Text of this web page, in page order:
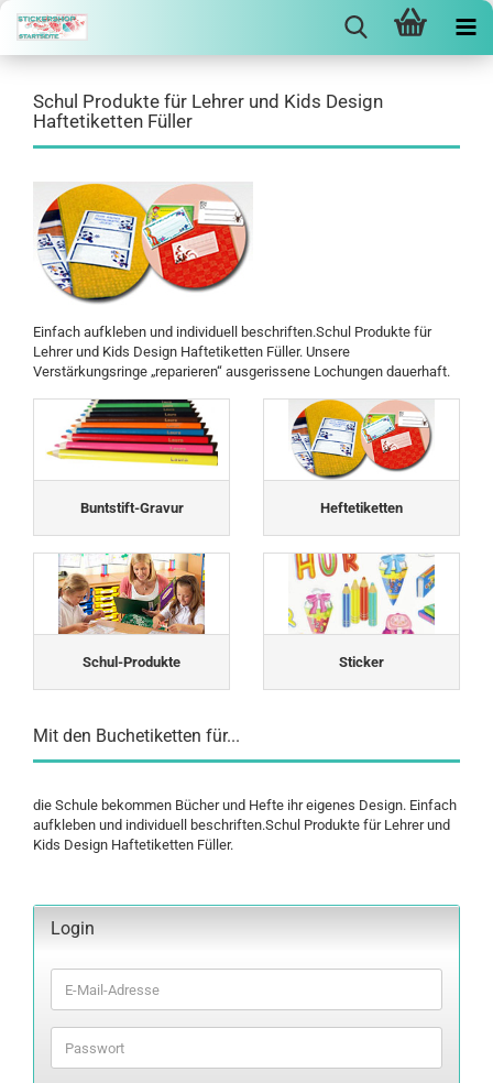
Schul Produkte für Lehrer und Kids Design
Haftetiketten Füller
Einfach aufkleben und individuell beschriften.Schul Produkte für
Lehrer und Kids Design Haftetiketten Füller. Unsere
Verstärkungsringe „reparieren“ ausgerissene Lochungen dauerhaft.
Buntstift-Gravur Heftetiketten
Schul-Produkte Sticker
Mit den Buchetiketten für...
die Schule bekommen Bücher und Hefte ihr eigenes Design. Einfach
aufkleben und individuell beschriften.Schul Produkte für Lehrer und
Kids Design Haftetiketten Füller.
Login
E-
Mail-
Adresse
Passwort